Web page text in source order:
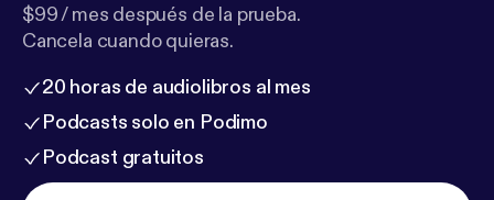
$99 / mes después de la prueba.
Cancela cuando quieras.
20 horas de audiolibros al mes
Podcasts solo en Podimo
Podcast gratuitos